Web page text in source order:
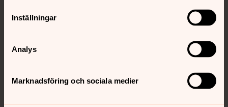
Inställningar
Analys
Marknadsföring och sociala medier
Kalender
Hitta snabbt